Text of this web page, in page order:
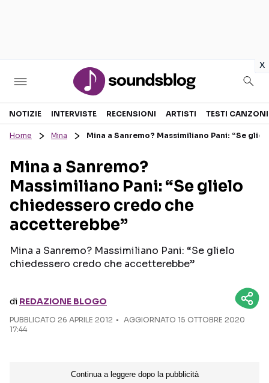
x
Sezioni
RECENSIONI MUSICALI
INTERVISTE
GOSSIP E CURIOSITÀ
TESTI CANZONI
TOUR ED EVENTI
TALENT SHOW
Seguici sui social
NOTIZIE INTERVISTE RECENSIONI ARTISTI TESTI CANZONI
Home Mina Mina a Sanremo? Massimiliano Pani: “Se
Mina a Sanremo?
Massimiliano Pani: “Se glielo
chiedessero credo che
accetterebbe”
Mina a Sanremo? Massimiliano Pani: “Se glielo
chiedessero credo che accetterebbe”
di REDAZIONE BLOGO
PUBBLICATO 26 APRILE 2012
AGGIORNATO 15 OTTOBRE 2020
17:44